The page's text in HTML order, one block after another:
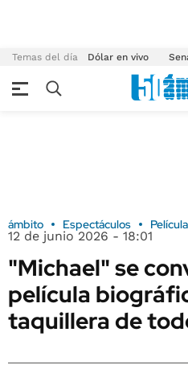
Temas del día Dólar en vivo
ámbito Espectáculos
12 de junio 2026 - 18:01
"Michael" se
película
taquillera de